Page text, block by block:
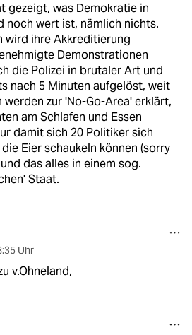
gezeigt, was Demokratie in
noch wert ist, nämlich nichts.
wird ihre Akkreditierung
Demonstrationen
die Polizei in brutaler Art und
nach 5 Minuten aufgelöst, weit
werden zur 'No-Go-Area' erklärt,
am Schlafen und Essen
damit sich 20 Politiker sich
Eier schaukeln können (sorry
das alles in einem sog.
Staat.
Uhr
v.Ohneland,